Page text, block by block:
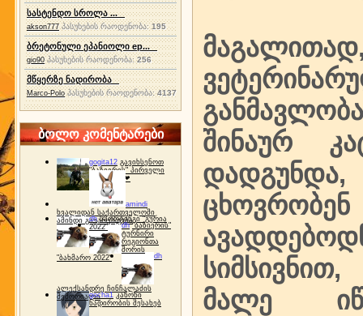
სასტენდო სროლა ...
akson777 პასუხების რაოდენობა:195
ბრეტონული ეპანიოლი ep...
gio90 პასუხების რაოდენობა:256
მწყერზე ნადირობა
Marco-Polo პასუხების რაოდენობა:4137
ბოლო კომენტარები
gogita12 გავიხსენოთ
"ბაზიერის" პირველი
ტურნირი ❤
amindi
ხვალიდან საქართველოში
ამინდი გაუარესდება
dh სპორტინგი "გურია
2022"
dh "ბაზიერის"
ტურნირი
რეგიონთა
შორის
"ბახმარო 2022"
dh
ალექსანდრე ჩინჩალაძის
მემორიალიgocha1 კანონი
ნადირობის შესახებ
შინაურ
მალე